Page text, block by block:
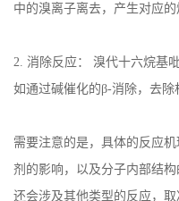
中的溴离子离去，产生对应的
2. 消除反应： 溴代十六烷基
如通过碱催化的β-消除，去除
需要注意的是，具体的反应
剂的影响，以及分子内部结
还会涉及其他类型的反应，取